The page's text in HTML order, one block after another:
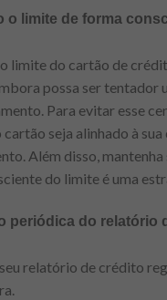
o limite de forma
limite do cartão de
possa ser
Para evitar esse
cartão seja alinhado à
Além disso,
do limite é uma
periódica do relatório
relatório de crédito